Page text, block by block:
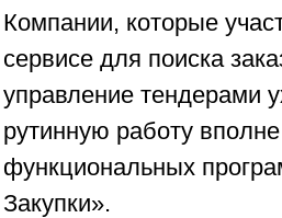
Компании, которые
сервисе для поиска
управление тендерами
рутинную работу
функциональных
Закупки».